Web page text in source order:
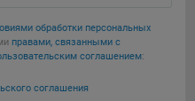
обработки персональных
правами, связанными с
соглашением:
соглашения